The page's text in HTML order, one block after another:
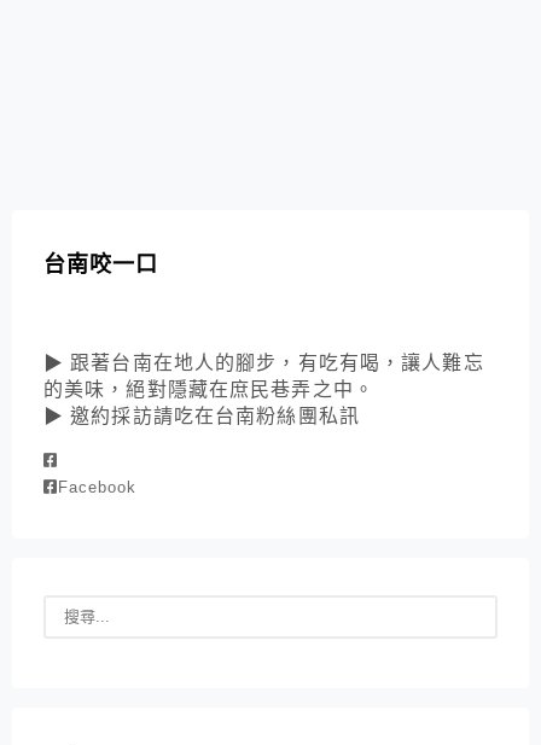
台南咬一口
▶ 跟著台南在地人的腳步，有吃有喝，讓人難忘
的美味，絕對隱藏在庶民巷弄之中。
▶ 邀約採訪請吃在台南粉絲團私訊
Facebook